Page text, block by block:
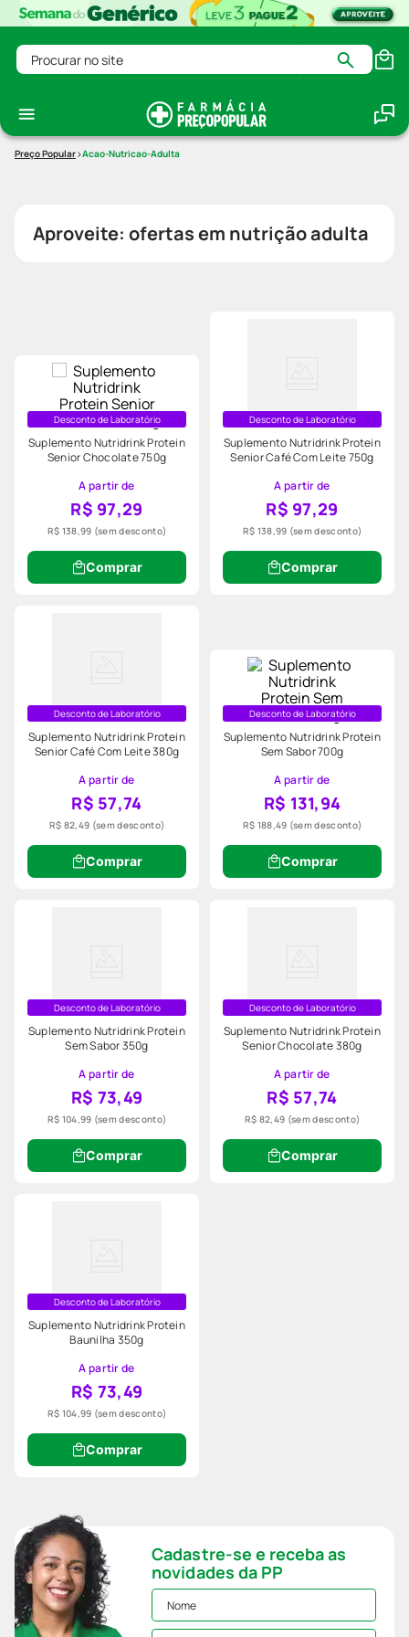
Procurar no site
Acao-Nutricao-Adulta
Aproveite: ofertas em nutrição adulta
Desconto de Laboratório
Suplemento Nutridrink Protein
Senior Chocolate 750g
A partir de
R$ 97,29
R$ 138,99 (sem desconto)
Comprar
Desconto de Laboratório
Suplemento Nutridrink Protein
Senior Café Com Leite 750g
A partir de
R$ 97,29
R$ 138,99 (sem desconto)
Comprar
Desconto de Laboratório
Suplemento Nutridrink Protein
Senior Café Com Leite 380g
A partir de
R$ 57,74
R$ 82,49 (sem desconto)
Comprar
Desconto de Laboratório
Suplemento Nutridrink Protein
Sem Sabor 700g
A partir de
R$ 131,94
R$ 188,49 (sem desconto)
Comprar
Desconto de Laboratório
Suplemento Nutridrink Protein
Sem Sabor 350g
A partir de
R$ 73,49
R$ 104,99 (sem desconto)
Comprar
Desconto de Laboratório
Suplemento Nutridrink Protein
Senior Chocolate 380g
A partir de
R$ 57,74
R$ 82,49 (sem desconto)
Comprar
Desconto de Laboratório
Suplemento Nutridrink Protein
Baunilha 350g
A partir de
R$ 73,49
R$ 104,99 (sem desconto)
Comprar
Cadastre-se e receba as
novidades da PP